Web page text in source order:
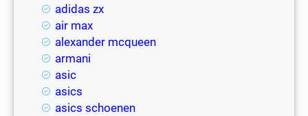
adidas zx
air max
alexander mcqueen
armani
asic
asics
asics schoenen